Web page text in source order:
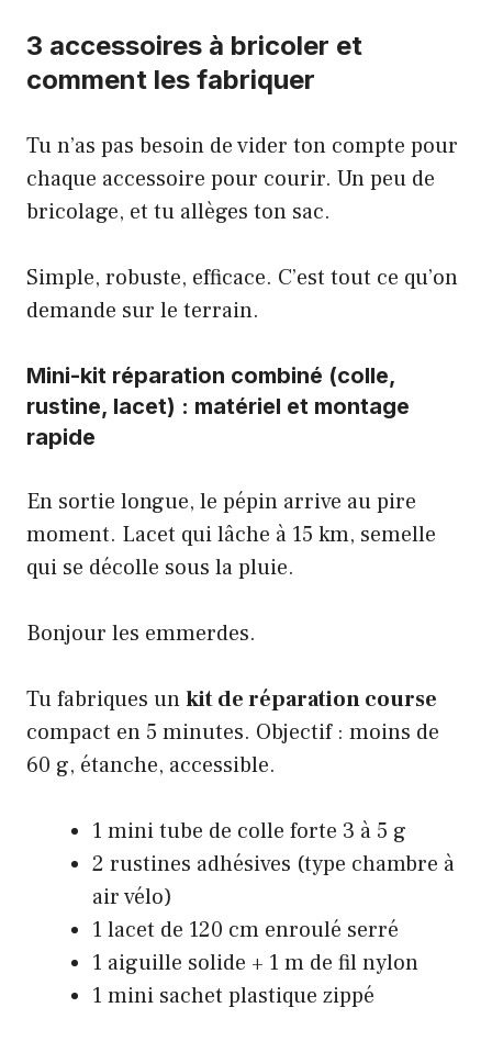
3 accessoires à bricoler et
comment les fabriquer
Tu n’as pas besoin de vider ton compte pour
chaque accessoire pour courir. Un peu de
bricolage, et tu allèges ton sac.
Simple, robuste, efficace. C’est tout ce qu’on
demande sur le terrain.
Mini-kit réparation combiné (colle,
rustine, lacet) : matériel et montage
rapide
En sortie longue, le pépin arrive au pire
moment. Lacet qui lâche à 15 km, semelle
qui se décolle sous la pluie.
Bonjour les emmerdes.
Tu fabriques unkit de réparation course
compact en 5 minutes. Objectif : moins de
60 g, étanche, accessible.
1 mini tube de colle forte 3 à 5 g
2 rustines adhésives (type chambre à
air vélo)
1 lacet de 120 cm enroulé serré
1 aiguille solide + 1 m de fil nylon
1 mini sachet plastique zippé